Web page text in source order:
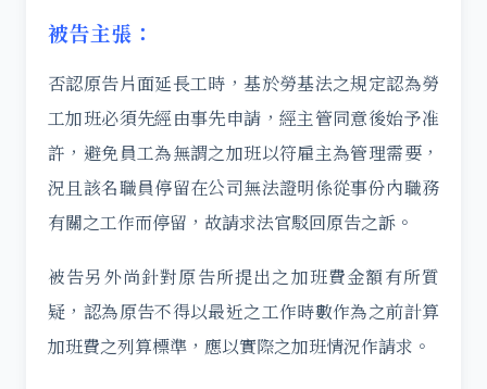
被告主張：
否認原告片面延長工時，基於勞基法之規定認為勞
工加班必須先經由事先申請，經主管同意後始予准
許，避免員工為無謂之加班以符雇主為管理需要，
況且該名職員停留在公司無法證明係從事份內職務
有關之工作而停留，故請求法官駁回原告之訴。
被告另外尚針對原告所提出之加班費金額有所質
疑，認為原告不得以最近之工作時數作為之前計算
加班費之列算標準，應以實際之加班情況作請求。